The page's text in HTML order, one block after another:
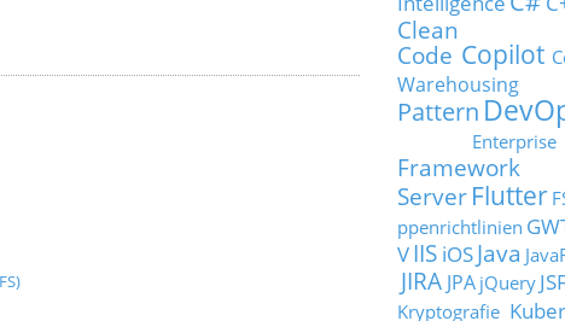
Clean
Code Copilot
Warehousing
Pattern
Framework
Server Flutter
ppenrichtlinien
VIIS iOSJava
JIRA JPA jQuery
Kryptografie